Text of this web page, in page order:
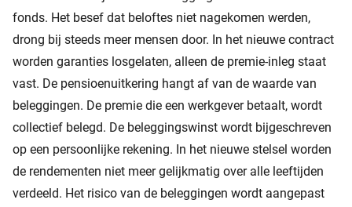
fonds. Het besef dat beloftes niet nagekomen werden,
drong bij steeds meer mensen door. In het nieuwe contract
worden garanties losgelaten, alleen de premie-inleg staat
vast. De pensioenuitkering hangt af van de waarde van
beleggingen. De premie die een werkgever betaalt, wordt
collectief belegd. De beleggingswinst wordt bijgeschreven
op een persoonlijke rekening. In het nieuwe stelsel worden
de rendementen niet meer gelijkmatig over alle leeftijden
verdeeld. Het risico van de beleggingen wordt aangepast